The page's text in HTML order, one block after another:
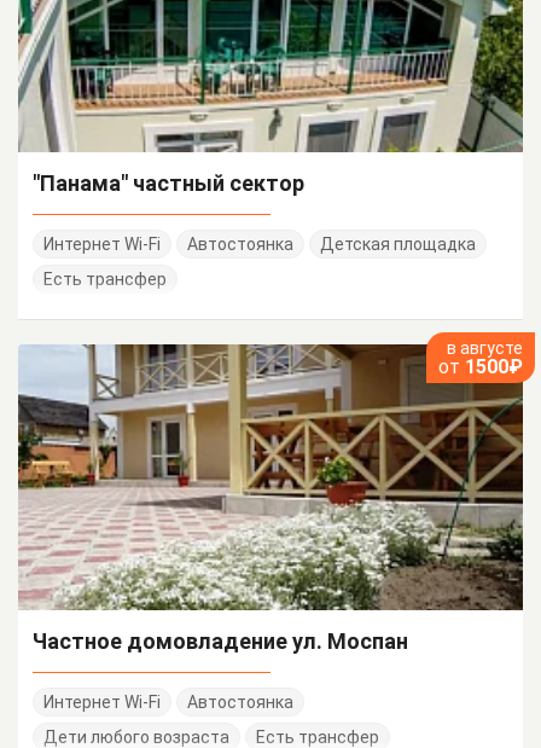
"Панама" частный сектор
Интернет Wi-Fi Автостоянка
Детская площадка
Есть трансфер
в августе
от 1500₽
Частное домовладение ул. Моспан
Интернет Wi-Fi
Автостоянка
Дети любого возраста
Есть трансфер